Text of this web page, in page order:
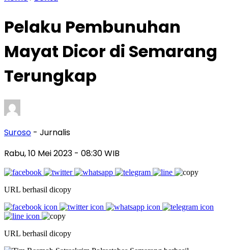
Pelaku Pembunuhan
Mayat Dicor di Semarang
Terungkap
Suroso - Jurnalis
Rabu, 10 Mei 2023 - 08:30 WIB
URL berhasil dicopy
URL berhasil dicopy